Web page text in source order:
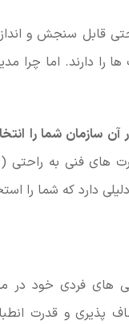
قابل سنجش و
را دارند. اما چرا
آن سازمان شما را
فنی به راحتی
دارد که شما را
های فردی خود در
پذیری و قدرت